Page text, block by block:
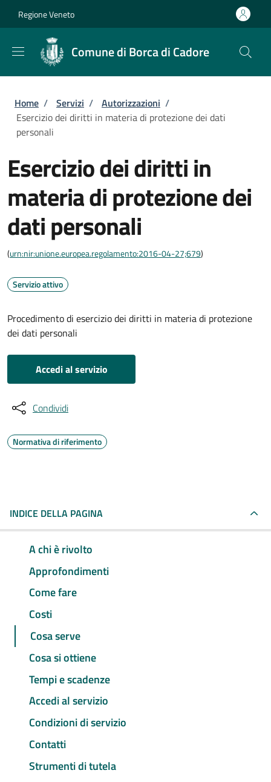
Regione Veneto
Comune di Borca di Cadore
Briciole di pane
Home / Servizi / Autorizzazioni /
Esercizio dei diritti in materia di protezione dei dati
personali
Esercizio dei diritti in
materia di protezione dei
dati personali
(urn:nir:unione.europea.regolamento:2016-04-27;679)
Servizio attivo
Procedimento di esercizio dei diritti in materia di protezione
dei dati personali
Accedi al servizio
Condividi
Normativa di riferimento
INDICE DELLA PAGINA
A chi è rivolto
Approfondimenti
Come fare
Costi
Cosa serve
Cosa si ottiene
Tempi e scadenze
Accedi al servizio
Condizioni di servizio
Contatti
Strumenti di tutela